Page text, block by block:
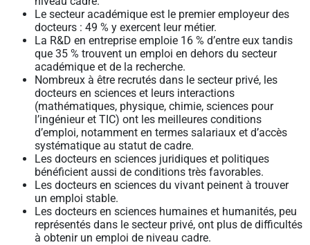
Le secteur académique est le premier employeur des
docteurs : 49 % y exercent leur métier.
La R&D en entreprise emploie 16 % d’entre eux tandis
que 35 % trouvent un emploi en dehors du secteur
académique et de la recherche.
Nombreux à être recrutés dans le secteur privé, les
docteurs en sciences et leurs interactions
(mathématiques, physique, chimie, sciences pour
l’ingénieur et TIC) ont les meilleures conditions
d’emploi, notamment en termes salariaux et d’accès
systématique au statut de cadre.
Les docteurs en sciences juridiques et politiques
bénéficient aussi de conditions très favorables.
Les docteurs en sciences du vivant peinent à trouver
un emploi stable.
Les docteurs en sciences humaines et humanités, peu
représentés dans le secteur privé, ont plus de difficultés
à obtenir un emploi de niveau cadre.